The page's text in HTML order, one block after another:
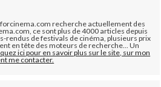
recherche actuellement des
ce sont plus de 4000 articles depuis
rendus de festivals de cinéma, plusieurs prix
en tête des moteurs de recherche... Un
ici pour en savoir plus sur le site, sur mon
me contacter.